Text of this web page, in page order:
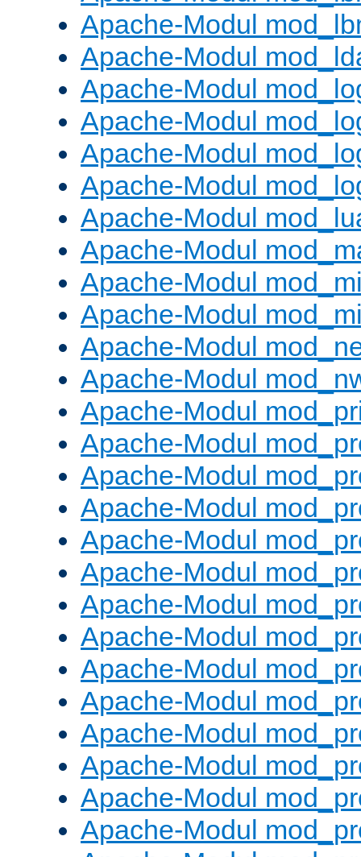
Apache-Modul
Apache-Modul
Apache-Modul
Apache-Modul
Apache-Modul
Apache-Modul
Apache-Modul
Apache-Modul
Apache-Modul
Apache-Modul
Apache-Modul
Apache-Modul
Apache-Modul
Apache-Modul
Apache-Modul
Apache-Modul
Apache-Modul
Apache-Modul
Apache-Modul
Apache-Modul
Apache-Modul
Apache-Modul
Apache-Modul
Apache-Modul
Apache-Modul
Apache-Modul